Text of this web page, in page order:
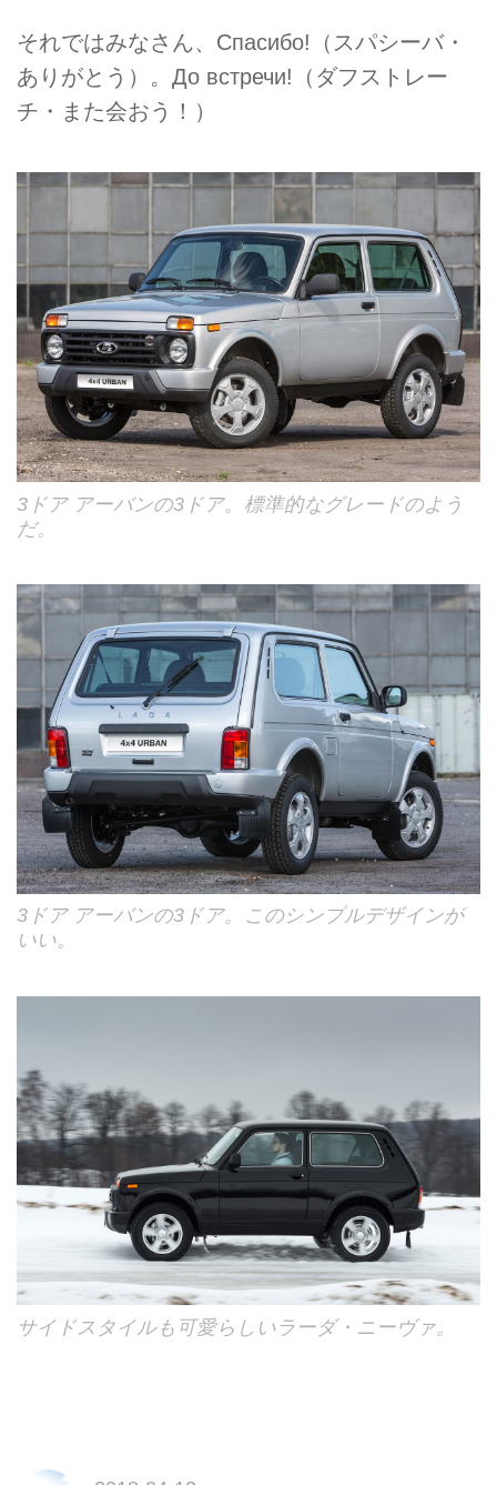
それではみなさん、Спасибо!（スパシーバ・
ありがとう）。До встречи!（ダフストレー
チ・また会おう！）
3ドア アーバンの3ドア。標準的なグレードのよう
だ。
3ドア アーバンの3ドア。このシンプルデザインが
いい。
サイドスタイルも可愛らしいラーダ・ニーヴァ。